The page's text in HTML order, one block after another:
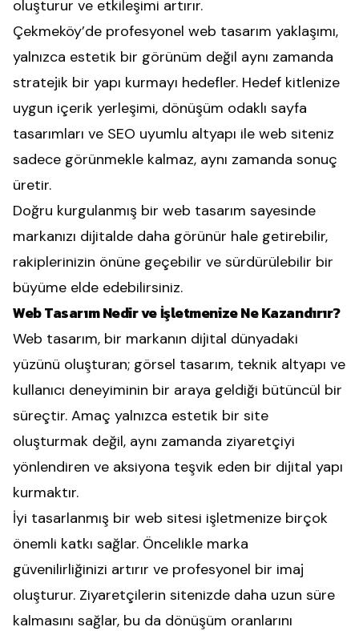
oluşturur ve etkileşimi artırır.
Çekmeköy’de profesyonel web tasarım yaklaşımı,
yalnızca estetik bir görünüm değil aynı zamanda
stratejik bir yapı kurmayı hedefler. Hedef kitlenize
uygun içerik yerleşimi, dönüşüm odaklı sayfa
tasarımları ve SEO uyumlu altyapı ile web siteniz
sadece görünmekle kalmaz, aynı zamanda sonuç
üretir.
Doğru kurgulanmış bir web tasarım sayesinde
markanızı dijitalde daha görünür hale getirebilir,
rakiplerinizin önüne geçebilir ve sürdürülebilir bir
büyüme elde edebilirsiniz.
Web Tasarım Nedir ve İşletmenize Ne Kazandırır?
Web tasarım, bir markanın dijital dünyadaki
yüzünü oluşturan; görsel tasarım, teknik altyapı ve
kullanıcı deneyiminin bir araya geldiği bütüncül bir
süreçtir. Amaç yalnızca estetik bir site
oluşturmak değil, aynı zamanda ziyaretçiyi
yönlendiren ve aksiyona teşvik eden bir dijital yapı
kurmaktır.
İyi tasarlanmış bir web sitesi işletmenize birçok
önemli katkı sağlar. Öncelikle marka
güvenilirliğinizi artırır ve profesyonel bir imaj
oluşturur. Ziyaretçilerin sitenizde daha uzun süre
kalmasını sağlar, bu da dönüşüm oranlarını